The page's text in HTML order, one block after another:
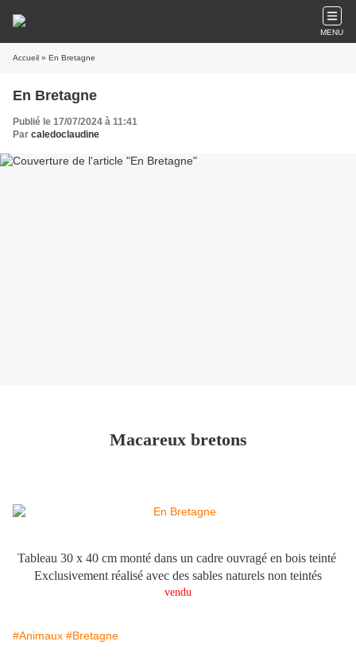
MENU
Accueil » En Bretagne
En Bretagne
Publié le 17/07/2024 à 11:41
Par caledoclaudine
Macareux bretons
Tableau 30 x 40 cm monté dans un cadre ouvragé en bois teinté
Exclusivement réalisé avec des sables naturels non teintés
vendu
#Animaux #Bretagne